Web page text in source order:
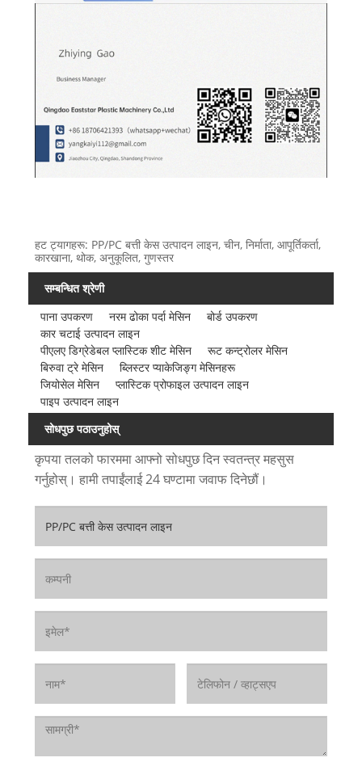
हट ट्यागहरू: PP/PC बत्ती केस उत्पादन लाइन, चीन, निर्माता, आपूर्तिकर्ता,
कारखाना, थोक, अनुकूलित, गुणस्तर
सम्बन्धित श्रेणी
पाना उपकरण
नरम ढोका पर्दा मेसिन
बोर्ड उपकरण
कार चटाई उत्पादन लाइन
पीएलए डिग्रेडेबल प्लास्टिक शीट मेसिन
रूट कन्ट्रोलर मेसिन
बिरुवा ट्रे मेसिन
ब्लिस्टर प्याकेजिङ्ग मेसिनहरू
जियोसेल मेसिन
प्लास्टिक प्रोफाइल उत्पादन लाइन
पाइप उत्पादन लाइन
सोधपुछ पठाउनुहोस्
कृपया तलको फारममा आफ्नो सोधपुछ दिन स्वतन्त्र महसुस
गर्नुहोस्। हामी तपाईंलाई 24 घण्टामा जवाफ दिनेछौं।